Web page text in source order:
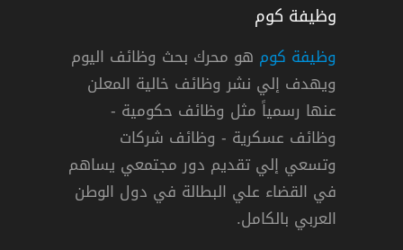
الجبيل وينبع دوام كامل
وظيفة كوم
وظيفة كوم هو محرك بحث وظائف اليوم
ويهدف إلي نشر وظائف خالية المعلن
عنها رسمياً مثل وظائف حكومية -
وظائف عسكرية - وظائف شركات
وتسعي إلي تقديم دور مجتمعي يساهم
في القضاء علي البطالة في دول الوطن
العربي بالكامل.